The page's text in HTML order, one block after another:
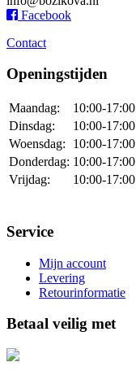
Facebook
Contact
Openingstijden
Maandag:
10:00-17:00
Dinsdag:
10:00-17:00
Woensdag:
10:00-17:00
Donderdag: 10:00-17:00
Vrijdag:
10:00-17:00
Service
Mijn account
Levering
Retourinformatie
Betaal veilig met